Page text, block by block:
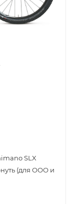
SLX
(для ООО и